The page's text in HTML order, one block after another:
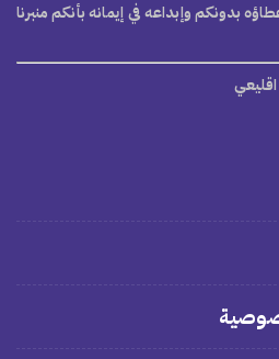
بدونكم وإبداعه في إيمانه بأنكم منبرنا